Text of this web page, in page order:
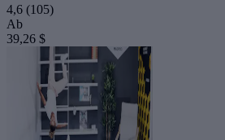
4,6 (105)
Ab
39,26 $